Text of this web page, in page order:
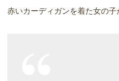
赤いカーディガンを着た女の子